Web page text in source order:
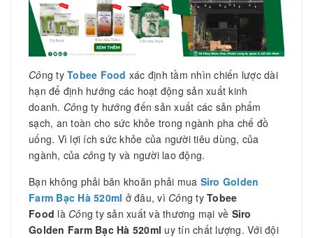
Công ty Tobee Food xác định tầm nhìn chiến lược dài
hạn để định hướng các hoạt động sản xuất kinh
doanh. Công ty hướng đến sản xuất các sản phẩm
sạch, an toàn cho sức khỏe trong ngành pha chế đồ
uống. Vì lợi ích sức khỏe của người tiêu dùng, của
ngành, của công ty và người lao động.
Bạn không phải băn khoăn phải mua Siro Golden
Farm Bạc Hà 520ml ở đâu, vì Công tyTobee
Food là Công ty sản xuất và thương mại về Siro
Golden Farm Bạc Hà 520ml uy tín chất lượng. Với đội